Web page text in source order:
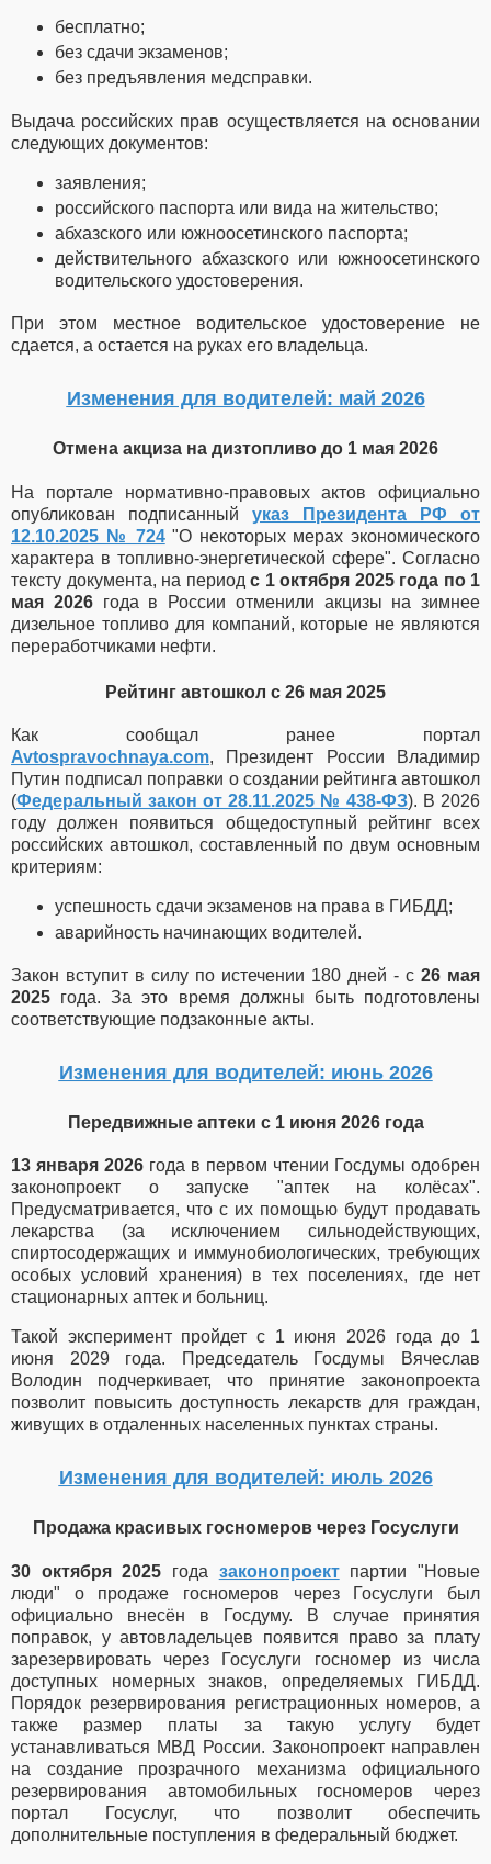
бесплатно;
без сдачи экзаменов;
без предъявления медсправки.
Выдача российских прав осуществляется на основании
следующих документов:
заявления;
российского паспорта или вида на жительство;
абхазского или южноосетинского паспорта;
действительного абхазского или южноосетинского
водительского удостоверения.
При этом местное водительское удостоверение не
сдается, а остается на руках его владельца.
Изменения для водителей: май 2026
Отмена акциза на дизтопливо до 1 мая 2026
На портале нормативно-правовых актов официально
опубликован подписанный указ Президента РФ от
12.10.2025 № 724"О некоторых мерах экономического
характера в топливно-энергетической сфере". Согласно
тексту документа, на период с 1 октября 2025 года по 1
мая 2026года в России отменили акцизы на зимнее
дизельное топливо для компаний, которые не являются
переработчиками нефти.
Рейтинг автошкол с 26 мая 2025
Как сообщал ранее портал
Avtospravochnaya.com, Президент России Владимир
Путин подписал поправки о создании рейтинга автошкол
(Федеральный закон от 28.11.2025 № 438-ФЗ). В 2026
году должен появиться общедоступный рейтинг всех
российских автошкол, составленный по двум основным
критериям:
успешность сдачи экзаменов на права в ГИБДД;
аварийность начинающих водителей.
Закон вступит в силу по истечении 180 дней - с 26 мая
2025 года. За это время должны быть подготовлены
соответствующие подзаконные акты.
Изменения для водителей: июнь 2026
Передвижные аптеки с 1 июня 2026 года
13 января 2026 года в первом чтении Госдумы одобрен
законопроект о запуске "аптек на колёсах".
Предусматривается, что с их помощью будут продавать
лекарства (за исключением сильнодействующих,
спиртосодержащих и иммунобиологических, требующих
особых условий хранения) в тех поселениях, где нет
стационарных аптек и больниц.
Такой эксперимент пройдет с 1 июня 2026 года до 1
июня 2029 года. Председатель Госдумы Вячеслав
Володин подчеркивает, что принятие законопроекта
позволит повысить доступность лекарств для граждан,
живущих в отдаленных населенных пунктах страны.
Изменения для водителей: июль 2026
Продажа красивых госномеров через Госуслуги
30 октября 2025 года законопроектпартии "Новые
люди" о продаже госномеров через Госуслуги был
официально внесён в Госдуму.
В случае принятия
поправок, у автовладельцев появится право за плату
зарезервировать через Госуслуги госномер из числа
доступных номерных знаков, определяемых ГИБДД.
Порядок резервирования регистрационных номеров, а
также размер платы за такую услугу будет
устанавливаться МВД России. Законопроект направлен
на создание прозрачного механизма официального
резервирования автомобильных госномеров через
портал Госуслуг, что позволит обеспечить
дополнительные поступления в федеральный бюджет.